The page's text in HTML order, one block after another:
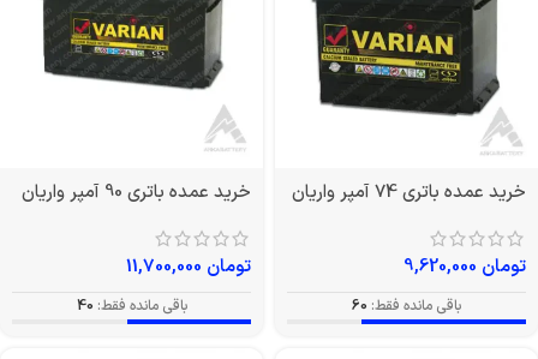
خرید عمده باتری 74 آمپر واریان
تومان
باقی مانده فقط: 60
خرید عمده باتری 90 آمپر واریان
تومان
باقی مانده فقط: 40